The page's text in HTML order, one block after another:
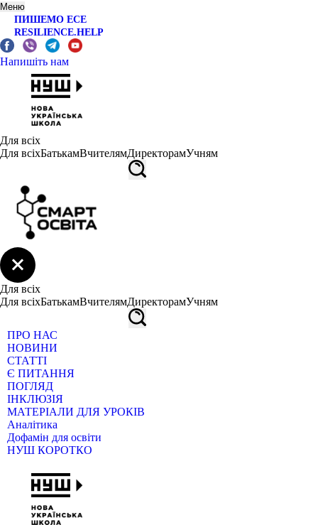
Меню
ПИШЕМО ЕСЕ
RESILIENCE.HELP
Напишіть нам
Для всіх
Для всіхБатькамВчителямДиректорамУчням
Для всіх
Для всіхБатькамВчителямДиректорамУчням
ПРО НАС
НОВИНИ
СТАТТІ
Є ПИТАННЯ
ПОГЛЯД
ІНКЛЮЗІЯ
МАТЕРІАЛИ ДЛЯ УРОКІВ
Аналітика
Дофамін для освіти
НУШ КОРОТКО